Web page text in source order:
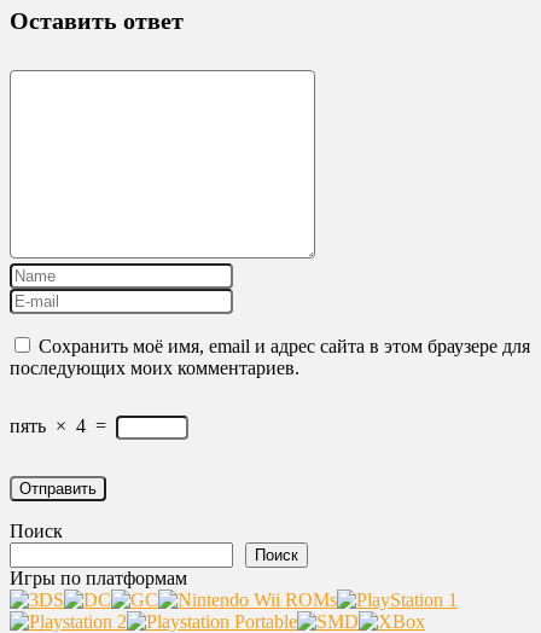
Оставить ответ
Сохранить моё имя, email и адрес сайта в этом браузере для
последующих моих комментариев.
пять × 4 =
Поиск
Поиск
Игры по платформам